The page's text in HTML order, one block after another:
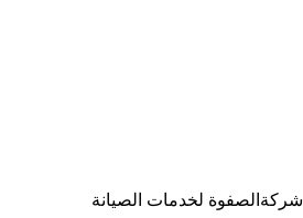
شركةالصفوة لخدمات الصيانة